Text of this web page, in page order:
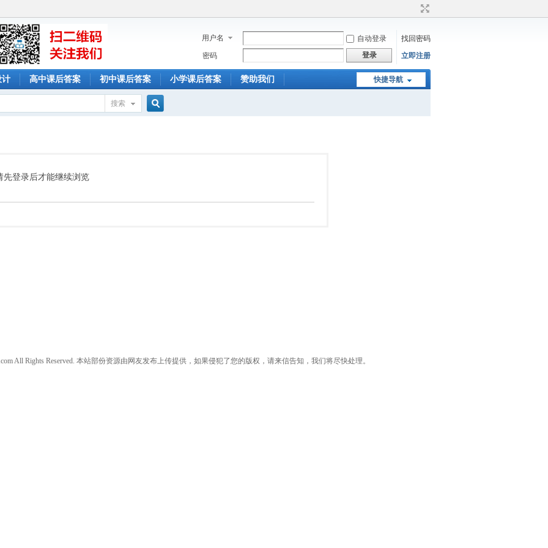
用户名 自动登录
找回密码
密码
登录 立即注册
快捷导航
计 高中课后答案 初中课后答案 小学课后答案 赞助我们
搜索
先登录后才能继续浏览
All Rights Reserved. 本站部份资源由网友发布上传提供，如果侵犯了您的版权，请来信告知，我们将尽快处理。